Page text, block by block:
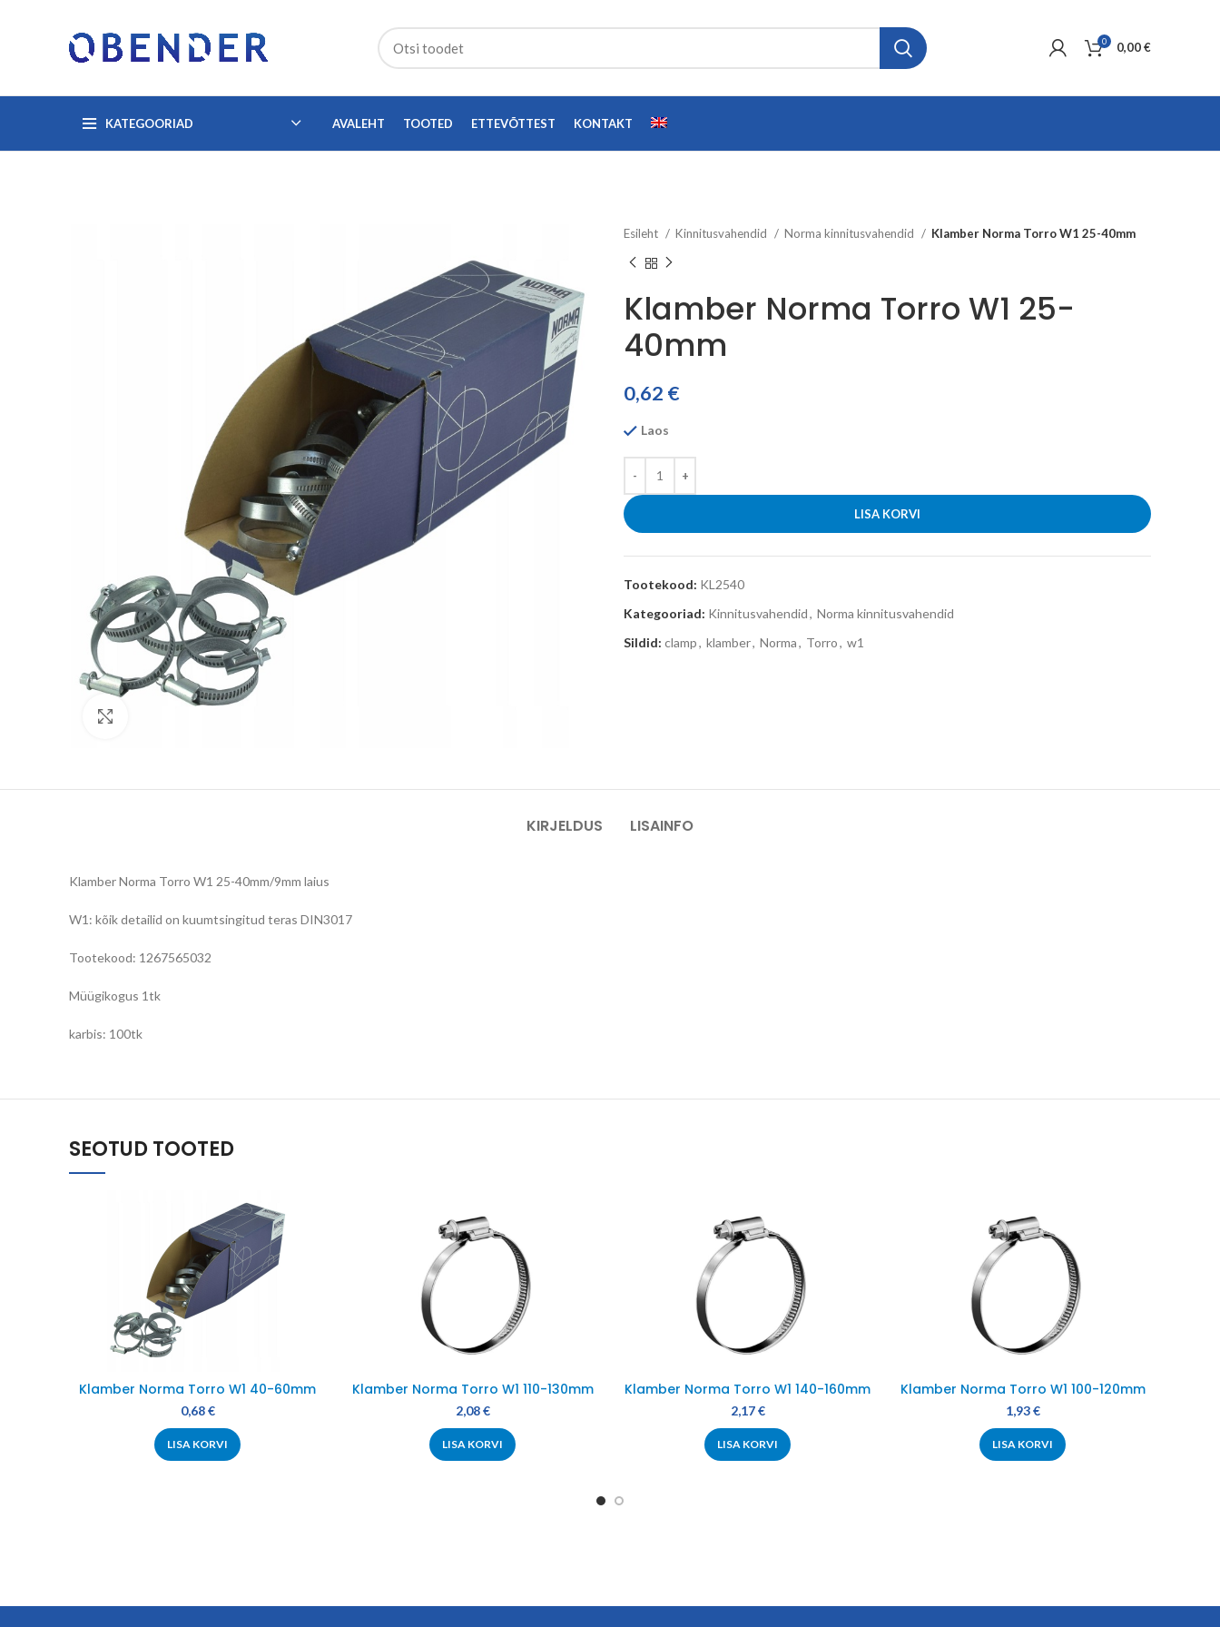
0 0,00€
KATEGOORIAD AVALEHT TOOTED ETTEVÕTTEST KONTAKT
Esileht Kinnitusvahendid Norma kinnitusvahendid Klamber Norma Torro W1 25-40mm
Klamber Norma Torro W1 25-
40mm
0,62 €
Laos
LISA KORVI
Tootekood: KL2540
Kategooriad: Kinnitusvahendid, Norma kinnitusvahendid
Sildid: clamp, klamber, Norma, Torro, w1
KIRJELDUS LISAINFO
Klamber Norma Torro W1 25-40mm/9mm laius
W1: kõik detailid on kuumtsingitud teras DIN3017
Tootekood: 1267565032
Müügikogus 1tk
karbis: 100tk
SEOTUD TOOTED
Klamber Norma Torro W1 40-60mm
0,68€
LISA KORVI
Klamber Norma Torro W1 110-130mm
2,08€
LISA KORVI
Klamber Norma Torro W1 140-160mm
2,17€
LISA KORVI
Klamber Norma Torro W1 100-120mm
1,93€
LISA KORVI